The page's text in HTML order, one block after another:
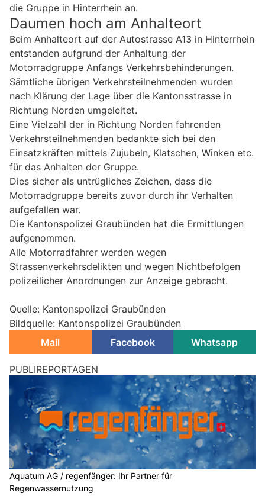
die Gruppe in Hinterrhein an.
Daumen hoch am Anhalteort
Beim Anhalteort auf der Autostrasse A13 in Hinterrhein
entstanden aufgrund der Anhaltung der
Motorradgruppe Anfangs Verkehrsbehinderungen.
Sämtliche übrigen Verkehrsteilnehmenden wurden
nach Klärung der Lage über die Kantonsstrasse in
Richtung Norden umgeleitet.
Eine Vielzahl der in Richtung Norden fahrenden
Verkehrsteilnehmenden bedankte sich bei den
Einsatzkräften mittels Zujubeln, Klatschen, Winken etc.
für das Anhalten der Gruppe.
Dies sicher als untrügliches Zeichen, dass die
Motorradgruppe bereits zuvor durch ihr Verhalten
aufgefallen war.
Die Kantonspolizei Graubünden hat die Ermittlungen
aufgenommen.
Alle Motorradfahrer werden wegen
Strassenverkehrsdelikten und wegen Nichtbefolgen
polizeilicher Anordnungen zur Anzeige gebracht.
Quelle: Kantonspolizei Graubünden
Bildquelle: Kantonspolizei Graubünden
Mail
Facebook Whatsapp
PUBLIREPORTAGEN
Aquatum AG / regenfänger: Ihr Partner für
Regenwassernutzung